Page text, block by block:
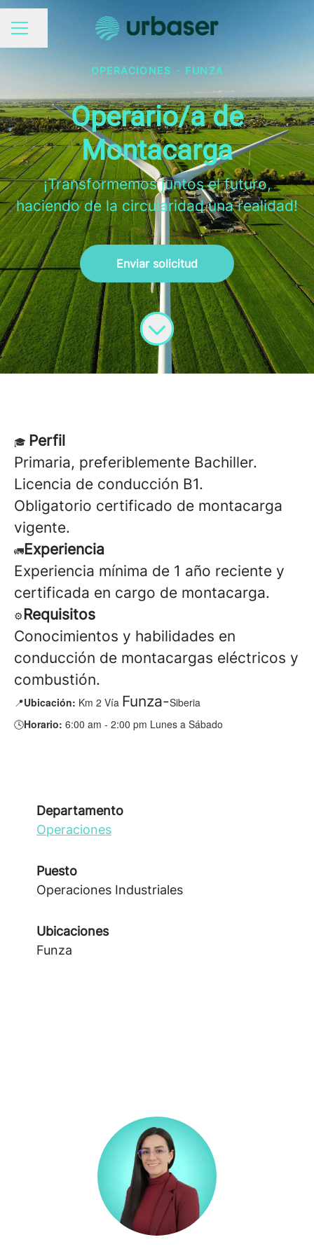
MENÚ DE EMPLEO
Compartir página
OPERACIONES · FUNZA
Operario/a de
Montacarga
¡Transformemos juntos el futuro,
haciendo de la circularidad una realidad!
Enviar solicitud
🎓 Perfil
Primaria, preferiblemente Bachiller.
Licencia de conducción B1.
Obligatorio certificado de montacarga
vigente.
🚛Experiencia
Experiencia mínima de 1 año reciente y
certificada en cargo de montacarga.
⚙️Requisitos
Conocimientos y habilidades en
conducción de montacargas eléctricos y
combustión.
📍Ubicación: Km 2 Vía Funza-Siberia
🕓Horario: 6:00 am - 2:00 pm Lunes a Sábado
Departamento
Operaciones
Puesto
Operaciones Industriales
Ubicaciones
Funza